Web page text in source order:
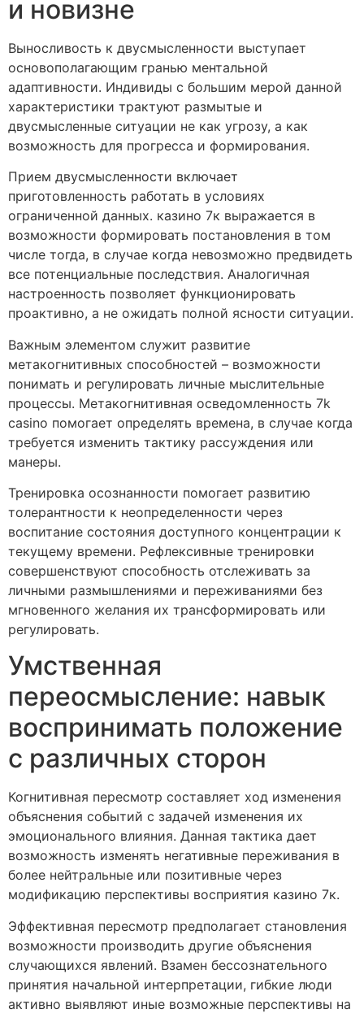
и новизне
Выносливость к двусмысленности выступает
основополагающим гранью ментальной
адаптивности. Индивиды с большим мерой данной
характеристики трактуют размытые и
двусмысленные ситуации не как угрозу, а как
возможность для прогресса и формирования.
Прием двусмысленности включает
приготовленность работать в условиях
ограниченной данных. казино 7к выражается в
возможности формировать постановления в том
числе тогда, в случае когда невозможно предвидеть
все потенциальные последствия. Аналогичная
настроенность позволяет функционировать
проактивно, а не ожидать полной ясности ситуации.
Важным элементом служит развитие
метакогнитивных способностей – возможности
понимать и регулировать личные мыслительные
процессы. Метакогнитивная осведомленность 7k
casino помогает определять времена, в случае когда
требуется изменить тактику рассуждения или
манеры.
Тренировка осознанности помогает развитию
толерантности к неопределенности через
воспитание состояния доступного концентрации к
текущему времени. Рефлексивные тренировки
совершенствуют способность отслеживать за
личными размышлениями и переживаниями без
мгновенного желания их трансформировать или
регулировать.
Умственная
переосмысление: навык
воспринимать положение
с различных сторон
Когнитивная пересмотр составляет ход изменения
объяснения событий с задачей изменения их
эмоционального влияния. Данная тактика дает
возможность изменять негативные переживания в
более нейтральные или позитивные через
модификацию перспективы восприятия казино 7к.
Эффективная пересмотр предполагает становления
возможности производить другие объяснения
случающихся явлений. Взамен бессознательного
принятия начальной интерпретации, гибкие люди
активно выявляют иные возможные перспективы на